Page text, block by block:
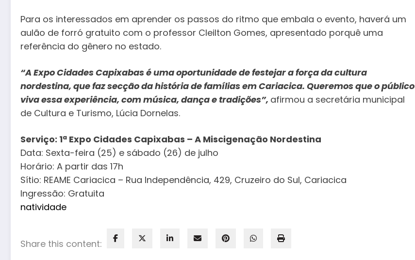
Para os interessados em aprender os passos do ritmo que embala o evento, haverá um
aulão de forró gratuito com o professor Cleilton Gomes, apresentado porquê uma
referência do gênero no estado.
“A Expo Cidades Capixabas é uma oportunidade de festejar a força da cultura
nordestina, que faz secção da história de famílias em Cariacica. Queremos que o público
viva essa experiência, com música, dança e tradições”, afirmou a secretária municipal
de Cultura e Turismo, Lúcia Dornelas.
Serviço: 1ª Expo Cidades Capixabas – A Miscigenação Nordestina
Data: Sexta-feira (25) e sábado (26) de julho
Horário: A partir das 17h
Sítio: REAME Cariacica – Rua Independência, 429, Cruzeiro do Sul, Cariacica
Ingressão: Gratuita
natividade
Share this content: